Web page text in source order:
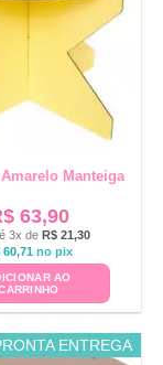
Manteiga
63,90
3x de R$21,30
60,71 no pix
AO
ENTREGA